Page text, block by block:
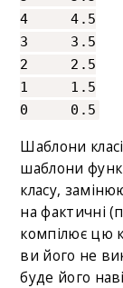
4 4.5
3 3.5
2 2.5
1 1.5
0 0.5
Шаблони
шаблони
класу,
на фактичні
компілює цю
ви його не
буде його